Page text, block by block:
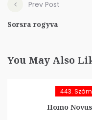
Prev Post
Sorsra rogyva
You May Also
443. Szám
Homo